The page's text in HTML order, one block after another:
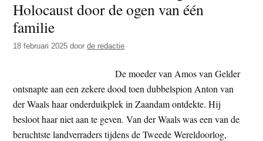
t
e
e
s
i
Holocaust door de ogen van één
familie
18 februari 2025 doorde redactie
De moeder van Amos van Gelder
ontsnapte aan een zekere dood toen dubbelspion Anton van
der Waals haar onderduikplek in Zaandam ontdekte. Hij
besloot haar niet aan te geven. Van der Waals was een van de
beruchtste landverraders tijdens de Tweede Wereldoorlog,